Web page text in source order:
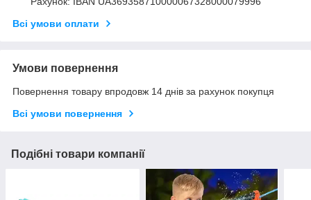
Всі умови оплати
Умови повернення
Повернення товару впродовж 14 днів за рахунок покупця
Всі умови повернення
Подібні товари компанії